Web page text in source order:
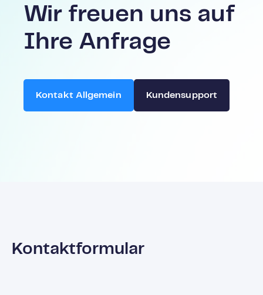
Wir freuen uns auf
Ihre Anfrage
Kontakt Allgemein Kundensupport
Kontaktformular